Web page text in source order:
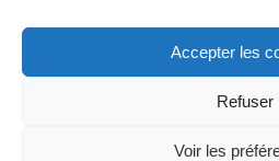
Accepter les
Refuser
Voir les
Tous droits réservés © 2023